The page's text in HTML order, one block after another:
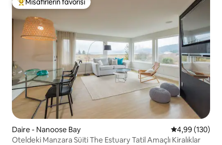
Misafirlerin favorilerinden en beğenilenler arasında
Misafirlerin favorisi
Daire - Nanoose Bay 5 üzerinden
4,99 (130)
Oteldeki Manzara Süiti The Estuary Tatil Amaçlı Kiralıklar